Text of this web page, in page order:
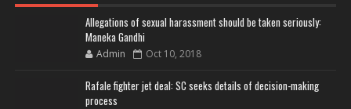
Allegations of sexual harassment should be taken seriously:
Maneka Gandhi
Admin Oct 10, 2018
Rafale fighter jet deal: SC seeks details of decision-making
process